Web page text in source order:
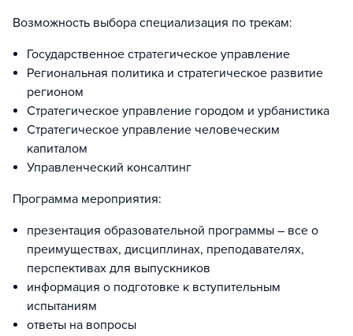
Возможность выбора специализация по трекам:
Государственное стратегическое управление
Региональная политика и стратегическое развитие
регионом
Стратегическое управление городом и урбанистика
Стратегическое управление человеческим
капиталом
Управленческий консалтинг
Программа мероприятия:
презентация образовательной программы – все о
преимуществах, дисциплинах, преподавателях,
перспективах для выпускников
информация о подготовке к вступительным
испытаниям
ответы на вопросы